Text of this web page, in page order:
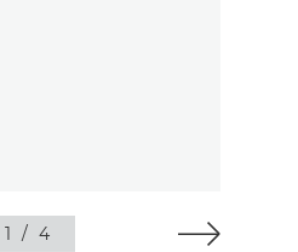
1 / 4